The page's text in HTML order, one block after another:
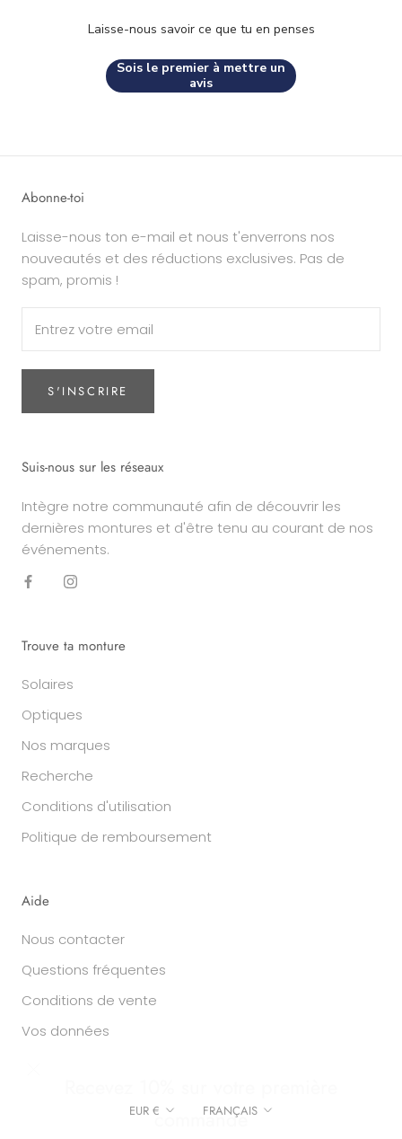
commande
Laisse-nous savoir ce que tu en penses
Sois le premier à mettre un
avis
Abonne-toi
Laisse-nous ton e-mail et nous t'enverrons nos
nouveautés et des réductions exclusives. Pas de
spam, promis !
S'INSCRIRE
Suis-nous sur les réseaux
Intègre notre communauté afin de découvrir les
dernières montures et d'être tenu au courant de nos
événements.
Trouve ta monture
Solaires
Optiques
Nos marques
Recherche
Conditions d'utilisation
Politique de remboursement
Aide
Nous contacter
Questions fréquentes
Conditions de vente
Vos données
Devise
EUR € Langue
FRANÇAIS